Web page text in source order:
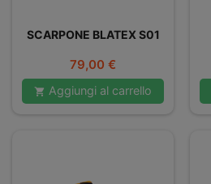
SCARPONE BLATEX S01
Prezzo
79,00 €
 Aggiungi al carrello